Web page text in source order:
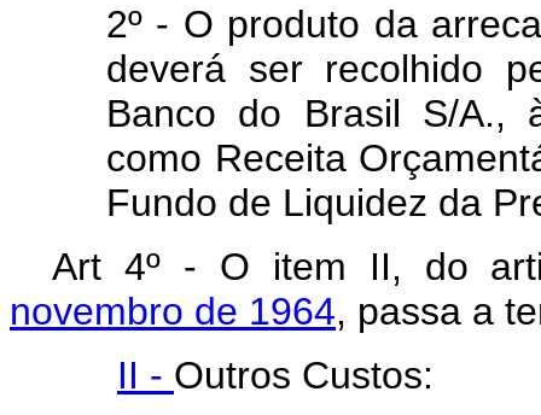
2º - O produto da
deverá ser recolhido
Banco do Brasil S/A.,
como Receita
Fundo de Liquidez da
Art 4º - O item II, do
novembro de 1964, passa a
II - Outros Custos: